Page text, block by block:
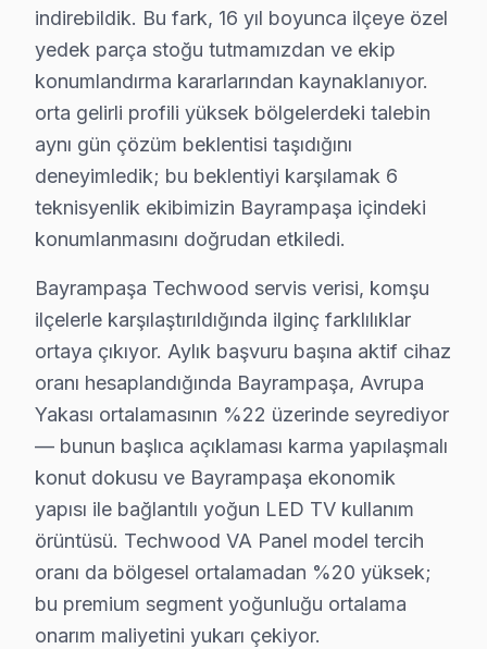
Bayrampaşa × Techwood: Yerel İçerik ve
Bayrampaşa'de Techwood servis tercihinde güven,
İkinci taahhüt — Garanti kapsamı: İşçilik 6 ay,
Beşinci taahhüt — Bölge eşitliği: Forum İstanbul'tan
Bayrampaşa'deki bu cihaz müşteri yolculuğunu dört
İkinci temas — İlk iletişim: Telefon veya mesaj yoluyla
Üçüncü temas — Saha müdahalesi: Forum İstanbul
Dördüncü temas — Teslim sonrası: Garanti belgesi +
Avrupa Yakası'nda yer alan Bayrampaşa'nin servis
Bayrampaşa'nin karma yapılaşmalı ağırlıklı konut
Komşu ilçelerle karşılaştırıldığında
Bayrampaşa Techwood servis verisi, komşu ilçelerle
Arıza profili karşılaştırmasında ise durum farklı:
Çözüm hızı karşılaştırmasında Bayrampaşa iyi bir
bu TV VA Panel teknolojisinin Bayrampaşa
söz konusu model LED panel mimarisinde ise piksel
Bayrampaşa'de Techwood televizyon tamiri için
indirebildik. Bu fark, 16 yıl boyunca ilçeye özel
yedek parça stoğu tutmamızdan ve ekip
konumlandırma kararlarından kaynaklanıyor.
orta gelirli profili yüksek bölgelerdeki talebin
aynı gün çözüm beklentisi taşıdığını
deneyimledik; bu beklentiyi karşılamak 6
teknisyenlik ekibimizin Bayrampaşa içindeki
konumlanmasını doğrudan etkiledi.
Bayrampaşa Techwood servis verisi, komşu
ilçelerle karşılaştırıldığında ilginç farklılıklar
ortaya çıkıyor. Aylık başvuru başına aktif cihaz
oranı hesaplandığında Bayrampaşa, Avrupa
Yakası ortalamasının %22 üzerinde seyrediyor
— bunun başlıca açıklaması karma yapılaşmalı
konut dokusu ve Bayrampaşa ekonomik
yapısı ile bağlantılı yoğun LED TV kullanım
örüntüsü. Techwood VA Panel model tercih
oranı da bölgesel ortalamadan %20 yüksek;
bu premium segment yoğunluğu ortalama
onarım maliyetini yukarı çekiyor.